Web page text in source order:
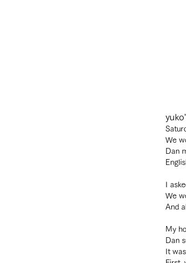
We
Dan
I
We
And
My
Dan
It